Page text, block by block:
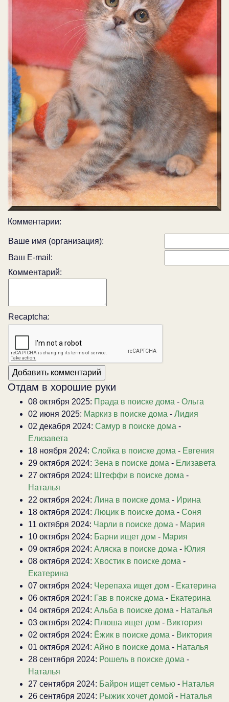
Комментарии:
Ваше имя (организация):
Ваш E-mail:
Комментарий:
Recaptcha:
Отдам в хорошие руки
08 октября 2025: Прада в поиске дома - Ольга
02 июня 2025: Маркиз в поиске дома - Лидия
02 декабря 2024: Самур в поиске дома -
Елизавета
18 ноября 2024: Слойка в поиске дома - Евгения
29 октября 2024: Зена в поиске дома - Елизавета
27 октября 2024: Штеффи в поиске дома -
Наталья
22 октября 2024: Лина в поиске дома - Ирина
18 октября 2024: Люцик в поиске дома - Соня
11 октября 2024: Чарли в поиске дома - Мария
10 октября 2024: Барни ищет дом - Мария
09 октября 2024: Аляска в поиске дома - Юлия
08 октября 2024: Хвостик в поиске дома -
Екатерина
07 октября 2024: Черепаха ищет дом - Екатерина
06 октября 2024: Гав в поиске дома - Екатерина
04 октября 2024: Альба в поиске дома - Наталья
03 октября 2024: Плюша ищет дом - Виктория
02 октября 2024: Ёжик в поиске дома - Виктория
01 октября 2024: Айно в поиске дома - Наталья
28 сентября 2024: Рошель в поиске дома -
Наталья
27 сентября 2024: Байрон ищет семью - Наталья
26 сентября 2024: Рыжик хочет домой - Наталья